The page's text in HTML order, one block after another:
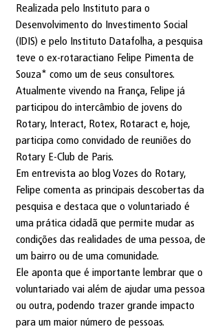
Realizada pelo Instituto para o
Desenvolvimento do Investimento Social
(IDIS) e pelo Instituto Datafolha, a pesquisa
teve o ex-rotaractiano Felipe Pimenta de
Souza* como um de seus consultores.
Atualmente vivendo na França, Felipe já
participou do intercâmbio de jovens do
Rotary, Interact, Rotex, Rotaract e, hoje,
participa como convidado de reuniões do
Rotary E-Club de Paris.
Em entrevista ao blog Vozes do Rotary,
Felipe comenta as principais descobertas da
pesquisa e destaca que o voluntariado é
uma prática cidadã que permite mudar as
condições das realidades de uma pessoa, de
um bairro ou de uma comunidade.
Ele aponta que é importante lembrar que o
voluntariado vai além de ajudar uma pessoa
ou outra, podendo trazer grande impacto
para um maior número de pessoas.